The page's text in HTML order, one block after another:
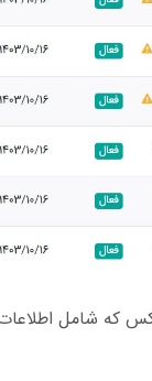
که شامل